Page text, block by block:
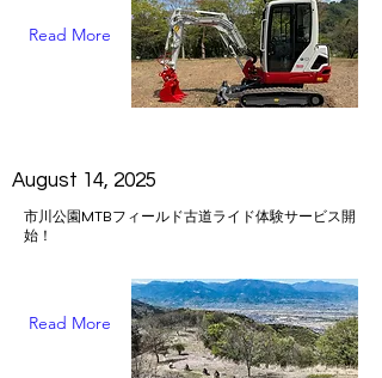
Read More
August 14, 2025
市川公園MTBフィールド古道ライド体験サービス開
始！
Read More